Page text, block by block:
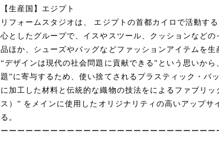
【生産国】エジプト
リフォームスタジオは、 エジプトの首都カイロで活動す
心としたグループで、イスやスツール、クッションなどの
品ほか、シューズやバッグなどファッションアイテムを生
“デザインは現代の社会問題に貢献できる”という思いか
題”に寄与するため、使い捨てされるプラスティック・バ
に加工した材料と伝統的な織物の技法をによるファブリッ
ス）” をメインに使用したオリジナリティの高いアップサ
る。
ーーーーーーーーーーーーーーーーーーーーーーーーーー